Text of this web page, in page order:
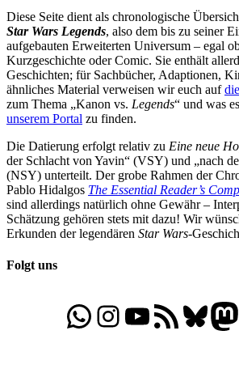
Diese Seite dient als chronologische
Star Wars Legends, also dem bis zu seiner
aufgebauten Erweiterten Universum – egal
Kurzgeschichte oder Comic. Sie enthält
Geschichten; für Sachbücher, Adaptionen,
ähnliches Material verweisen wir euch auf
zum Thema „Kanon vs. Legends“ und was
unserem Portal zu finden.
Die Datierung erfolgt relativ zu Eine neue
der Schlacht von Yavin“ (VSY) und „nach
(NSY) unterteilt. Der grobe Rahmen der
Pablo Hidalgos The Essential Reader’s
sind allerdings natürlich ohne Gewähr –
Schätzung gehören stets mit dazu! Wir
Erkunden der legendären Star Wars-
Folgt uns
WhatsApp
Folgt uns auf Instagram
Besucht unseren YouTube-Kanal
RSS-FeedFolgt